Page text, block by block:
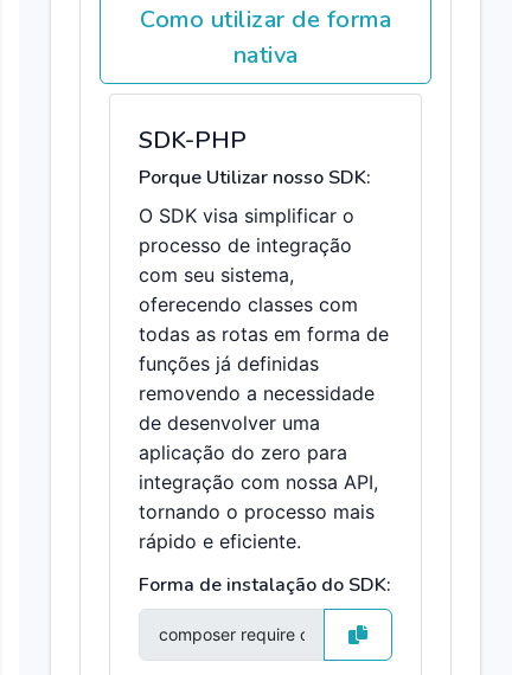
Como utilizar de forma
nativa
SDK-PHP
Porque Utilizar nosso SDK:
O SDK visa simplificar o
processo de integração
com seu sistema,
oferecendo classes com
todas as rotas em forma de
funções já definidas
removendo a necessidade
de desenvolver uma
aplicação do zero para
integração com nossa API,
tornando o processo mais
rápido e eficiente.
Forma de instalação do SDK: